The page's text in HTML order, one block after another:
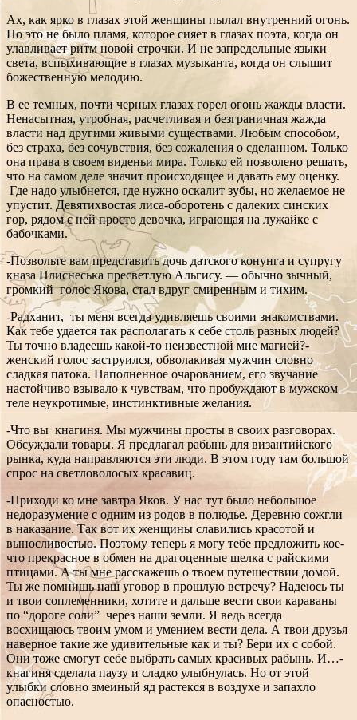
Ах, как ярко в глазах этой женщины пылал внутренний огонь.
Но это не было пламя, которое сияет в глазах поэта, когда он
улавливает ритм новой строчки. И не запредельные языки
света, вспыхивающие в глазах музыканта, когда он слышит
божественную мелодию.
В ее темных, почти черных глазах горел огонь жажды власти.
Ненасытная, утробная, расчетливая и безграничная жажда
власти над другими живыми существами. Любым способом,
без страха, без сочувствия, без сожаления о сделанном. Только
она права в своем виденьи мира. Только ей позволено решать,
что на самом деле значит происходящее и давать ему оценку.
Где надо улыбнется, где нужно оскалит зубы, но желаемое не
упустит. Девятихвостая лиса-оборотень с далеких синских
гор, рядом с ней просто девочка, играющая на лужайке с
бабочками.
-Позвольте вам представить дочь датского конунга и супругу
кназа Плиснеська пресветлую Альгису. — обычно зычный,
громкий голос Якова, стал вдруг смиренным и тихим.
-Радханит, ты меня всегда удивляешь своими знакомствами.
Как тебе удается так располагать к себе столь разных людей?
Ты точно владеешь какой-то неизвестной мне магией?-
женский голос заструился, обволакивая мужчин словно
сладкая патока. Наполненное очарованием, его звучание
настойчиво взывало к чувствам, что пробуждают в мужском
теле неукротимые, инстинктивные желания.
-Что вы кнагиня. Мы мужчины просты в своих разговорах.
Обсуждали товары. Я предлагал рабынь для византийского
рынка, куда направляются эти люди. В этом году там большой
спрос на светловолосых красавиц.
-Приходи ко мне завтра Яков. У нас тут было небольшое
недоразумение с одним из родов в полюдье. Деревню сожгли
в наказание. Так вот их женщины славились красотой и
выносливостью. Поэтому теперь я могу тебе предложить кое-
что прекрасное в обмен на драгоценные шелка с райскими
птицами. А ты мне расскажешь о твоем путешествии домой.
Ты же помнишь наш уговор в прошлую встречу? Надеюсь ты
и твои соплеменники, хотите и дальше вести свои караваны
по “дороге соли” через наши земли. Я ведь всегда
восхищаюсь твоим умом и умением вести дела. А твои друзья
наверное такие же удивительные как и ты? Бери их с собой.
Они тоже смогут себе выбрать самых красивых рабынь. И…-
кнагиня сделала паузу и сладко улыбнулась. Но от этой
улыбки словно змеиный яд растекся в воздухе и запахло
опасностью.